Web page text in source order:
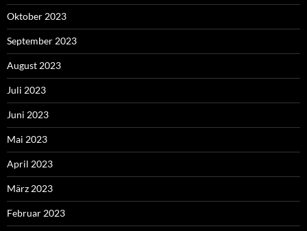
Oktober 2023
September 2023
August 2023
Juli 2023
Juni 2023
Mai 2023
April 2023
März 2023
Februar 2023